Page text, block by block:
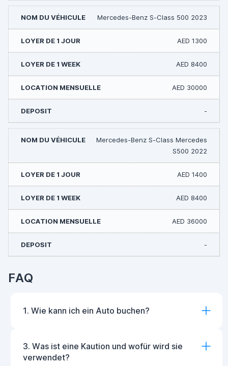
Mercedes-Benz S-Class 500 2023
AED 1300
AED 8400
AED 30000
-
Mercedes-Benz S-Class Mercedes
S500 2022
AED 1400
AED 8400
AED 36000
-
FAQ
1. Wie kann ich ein Auto buchen?
3. Was ist eine Kaution und wofür wird sie
verwendet?